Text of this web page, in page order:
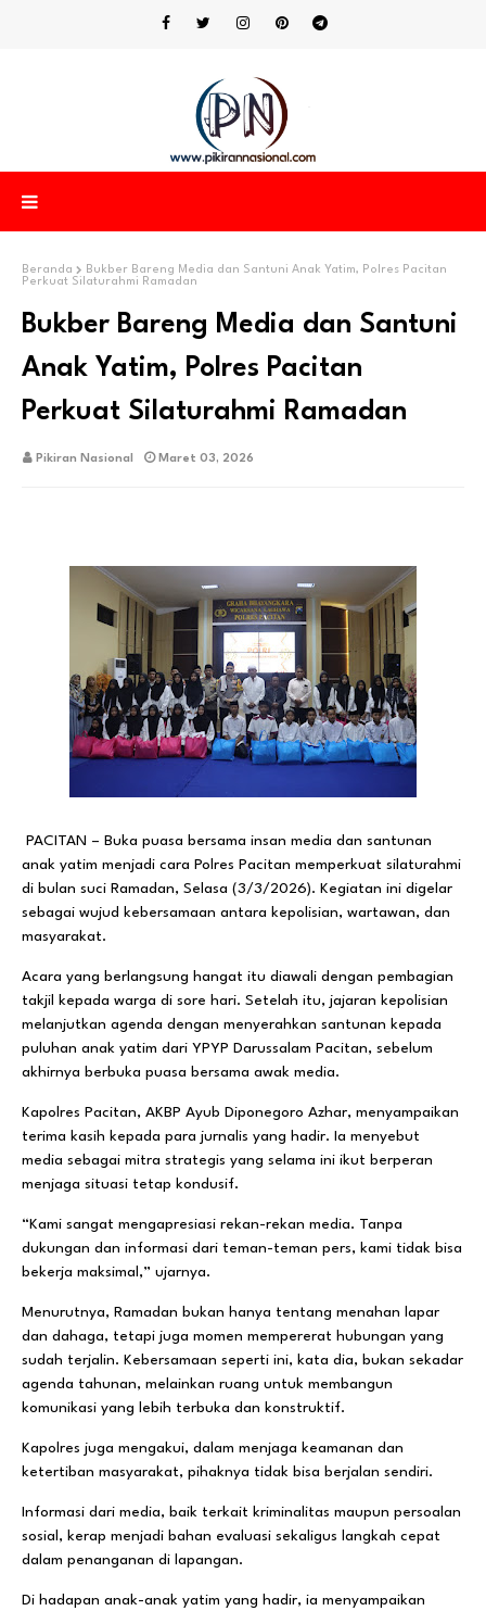
Beranda
Bukber Bareng Media dan Santuni Anak Yatim, Polres Pacitan
Perkuat Silaturahmi Ramadan
Bukber Bareng Media dan Santuni
Anak Yatim, Polres Pacitan
Perkuat Silaturahmi Ramadan
Pikiran Nasional Maret 03, 2026
PACITAN – Buka puasa bersama insan media dan santunan
anak yatim menjadi cara Polres Pacitan memperkuat silaturahmi
di bulan suci Ramadan, Selasa (3/3/2026). Kegiatan ini digelar
sebagai wujud kebersamaan antara kepolisian, wartawan, dan
masyarakat.
Acara yang berlangsung hangat itu diawali dengan pembagian
takjil kepada warga di sore hari. Setelah itu, jajaran kepolisian
melanjutkan agenda dengan menyerahkan santunan kepada
puluhan anak yatim dari YPYP Darussalam Pacitan, sebelum
akhirnya berbuka puasa bersama awak media.
Kapolres Pacitan, AKBP Ayub Diponegoro Azhar, menyampaikan
terima kasih kepada para jurnalis yang hadir. Ia menyebut
media sebagai mitra strategis yang selama ini ikut berperan
menjaga situasi tetap kondusif.
“Kami sangat mengapresiasi rekan-rekan media. Tanpa
dukungan dan informasi dari teman-teman pers, kami tidak bisa
bekerja maksimal,” ujarnya.
Menurutnya, Ramadan bukan hanya tentang menahan lapar
dan dahaga, tetapi juga momen mempererat hubungan yang
sudah terjalin. Kebersamaan seperti ini, kata dia, bukan sekadar
agenda tahunan, melainkan ruang untuk membangun
komunikasi yang lebih terbuka dan konstruktif.
Kapolres juga mengakui, dalam menjaga keamanan dan
ketertiban masyarakat, pihaknya tidak bisa berjalan sendiri.
Informasi dari media, baik terkait kriminalitas maupun persoalan
sosial, kerap menjadi bahan evaluasi sekaligus langkah cepat
dalam penanganan di lapangan.
Di hadapan anak-anak yatim yang hadir, ia menyampaikan